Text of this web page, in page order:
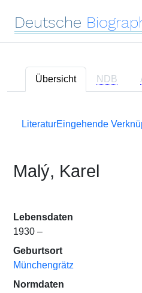
Deutsche
Übersicht NDB
LiteraturEingehende
Malý, Karel
Lebensdaten
1930 –
Geburtsort
Münchengrätz
Normdaten